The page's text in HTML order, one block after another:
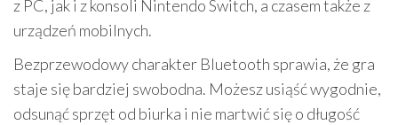
z PC, jak i z konsoli Nintendo Switch, a czasem także z
urządzeń mobilnych.
Bezprzewodowy charakter Bluetooth sprawia, że gra
staje się bardziej swobodna. Możesz usiąść wygodnie,
odsunąć sprzęt od biurka i nie martwić się o długość